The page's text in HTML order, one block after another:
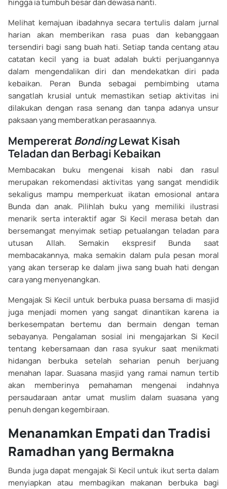
hingga ia tumbuh besar dan dewasa nanti.
Melihat kemajuan ibadahnya secara tertulis dalam jurnal
harian akan memberikan rasa puas dan kebanggaan
tersendiri bagi sang buah hati. Setiap tanda centang atau
catatan kecil yang ia buat adalah bukti perjuangannya
dalam mengendalikan diri dan mendekatkan diri pada
kebaikan. Peran Bunda sebagai pembimbing utama
sangatlah krusial untuk memastikan setiap aktivitas ini
dilakukan dengan rasa senang dan tanpa adanya unsur
paksaan yang memberatkan perasaannya.
MempereratBondingLewat Kisah
Teladan dan Berbagi Kebaikan
Membacakan buku mengenai kisah nabi dan rasul
merupakan rekomendasi aktivitas yang sangat mendidik
sekaligus mampu memperkuat ikatan emosional antara
Bunda dan anak. Pilihlah buku yang memiliki ilustrasi
menarik serta interaktif agar Si Kecil merasa betah dan
bersemangat menyimak setiap petualangan teladan para
utusan Allah. Semakin ekspresif Bunda saat
membacakannya, maka semakin dalam pula pesan moral
yang akan terserap ke dalam jiwa sang buah hati dengan
cara yang menyenangkan.
Mengajak Si Kecil untuk berbuka puasa bersama di masjid
juga menjadi momen yang sangat dinantikan karena ia
berkesempatan bertemu dan bermain dengan teman
sebayanya. Pengalaman sosial ini mengajarkan Si Kecil
tentang kebersamaan dan rasa syukur saat menikmati
hidangan berbuka setelah seharian penuh berjuang
menahan lapar. Suasana masjid yang ramai namun tertib
akan memberinya pemahaman mengenai indahnya
persaudaraan antar umat muslim dalam suasana yang
penuh dengan kegembiraan.
Menanamkan Empati dan Tradisi
Ramadhan yang Bermakna
Bunda juga dapat mengajak Si Kecil untuk ikut serta dalam
menyiapkan atau membagikan makanan berbuka bagi